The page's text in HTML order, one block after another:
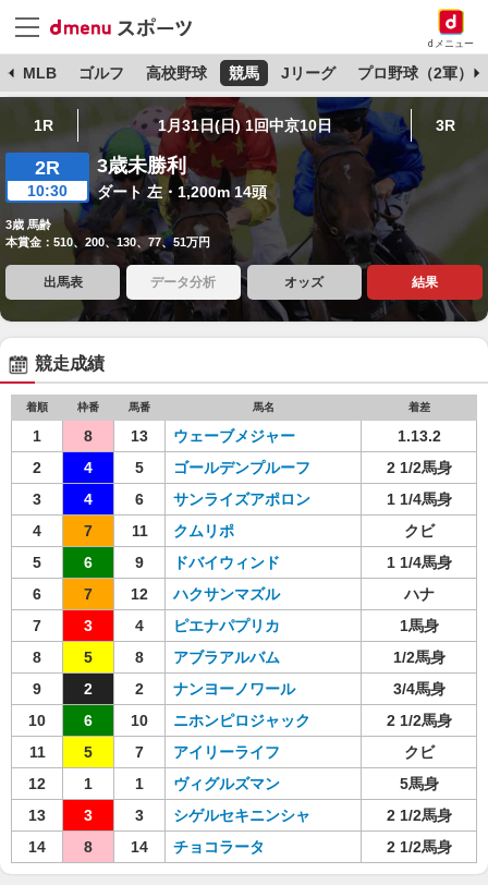
dメニュー
MLB ゴルフ 高校野球 競馬 Jリーグ プロ野球（2軍）
1R 1月31日(日) 1回中京10日 3R
2R
10:30
3歳未勝利
ダート 左・1,200m 14頭
3歳 馬齢
本賞金：510、200、130、77、51万円
出馬表 データ分析 オッズ 結果
競走成績
着順 枠番 馬番 馬名 着差
1 8 13 ウェーブメジャー
1.13.2
2
4 5 ゴールデンプルーフ
2 1/2馬身
3
4 6 サンライズアポロン
1 1/4馬身
4
7 11 クムリポ
クビ
5
6 9 ドバイウィンド
1 1/4馬身
6
7 12 ハクサンマズル
ハナ
7
3 4 ピエナパプリカ
1馬身
8
5 8 アブラアルバム
1/2馬身
9
2 2 ナンヨーノワール
3/4馬身
10
6 10 ニホンピロジャック
2 1/2馬身
11
5 7 アイリーライフ
クビ
12
1 1 ヴィグルズマン
5馬身
13
3 3 シゲルセキニンシャ
2 1/2馬身
14
8 14 チョコラータ 2 1/2馬身